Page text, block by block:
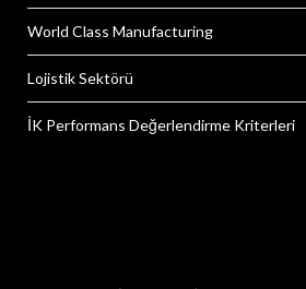
World Class Manufacturing
Lojistik Sektörü
İK Performans Değerlendirme Kriterleri